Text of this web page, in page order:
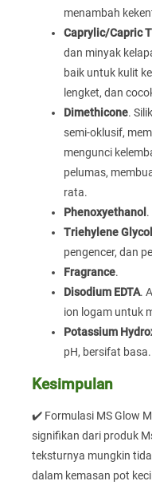
menambah
Caprylic/Capric
dan minyak
baik untuk kulit
lengket, dan
Dimethicone.
semi-oklusif,
mengunci
pelumas,
rata.
Phenoxyethanol
Triehylene Glycol
pengencer, dan
Fragrance.
Disodium EDTA.
ion logam untuk
Potassium
pH, bersifat basa.
Kesimpulan
✔️ Formulasi MS Glow
signifikan dari produk
teksturnya mungkin
dalam kemasan pot